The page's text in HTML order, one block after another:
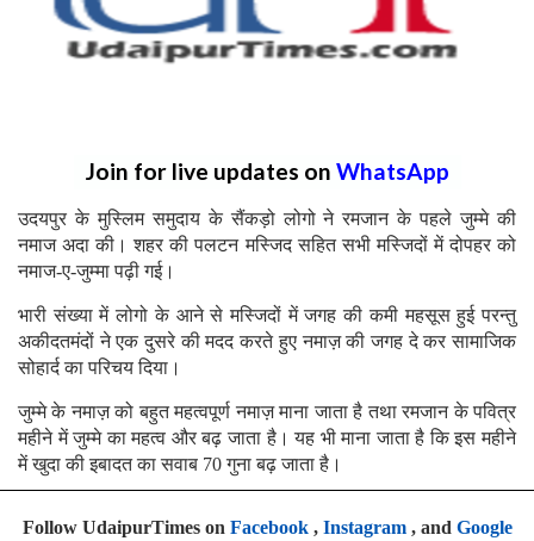
Join for live updates on WhatsApp
उदयपुर के मुस्लिम समुदाय के सैंकड़ो लोगो ने रमजान के पहले जुम्मे की
नमाज अदा की। शहर की पलटन मस्जिद सहित सभी मस्जिदों में दोपहर को
नमाज-ए-जुम्मा पढ़ी गई।
भारी संख्या में लोगो के आने से मस्जिदों में जगह की कमी महसूस हुई परन्तु
अकीदतमंदों ने एक दुसरे की मदद करते हुए नमाज़ की जगह दे कर सामाजिक
सोहार्द का परिचय दिया।
जुम्मे के नमाज़ को बहुत महत्वपूर्ण नमाज़ माना जाता है तथा रमजान के पवित्र
महीने में जुम्मे का महत्व और बढ़ जाता है। यह भी माना जाता है कि इस महीने
में खुदा की इबादत का सवाब 70 गुना बढ़ जाता है।
Follow UdaipurTimes on Facebook, Instagram, and Google